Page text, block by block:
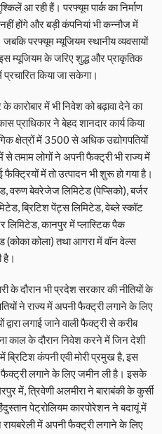
आ रही हैं। परफ्यूम पार्क का निर्माण
होंगे और बड़ी कंपनियां भी कन्नौज में
परफ्यूम म्यूजियम स्थानीय व्यवसायों
इस म्यूजियम के जरिए शुद्ध और प्राकृतिक
किया जा सकेगा।
कारोबार में भी निवेश को बढ़ावा देने का
प्राधिकार ने बेहद शानदार कार्य किया
क्षेत्रों में 3500 से अधिक उद्योगपतियों
तमाम लोगों ने अपनी फैक्ट्री भी राज्य में
में तो उत्पादन भी शुरू हो गया है।
वरुण बेवरेजेज लिमिटेड (पेप्सिको), बर्जर
ब्रिटिश पेंट्स लिमिटेड, वेब्ले स्कॉट
लिमिटेड, कानपुर में प्लास्टिक पैक
(कोका कोला) तथा आगरा में वॉन वेल्स
है।
के दौरान भी प्रदेश सरकार की नीतियों के
ने राज्य में अपनी फैक्ट्री लगाने के लिए
लगाई जाने वाली फैक्ट्री से करीब
काल के दौरान निवेश करने में जिन देशी
ब्रिटिश कंपनी एवी मोरी प्रमुख है, इस
लगाने के लिए जमीन ली है। इसके
में, त्रिवेणी अलमीरा ने बाराबंकी के कुर्सी
पेट्रोलियम कारपोरेशन ने बदायूं में
में अपनी फैक्ट्री लगाने के लिए